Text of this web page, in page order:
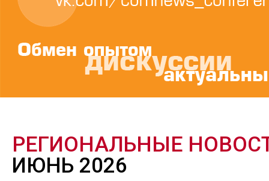
РЕГИОНАЛЬНЫЕ
ИЮНЬ 2026